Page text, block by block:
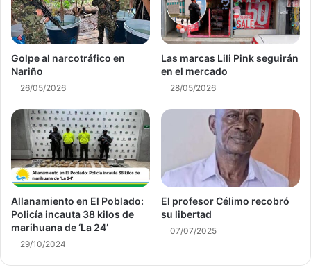
Golpe al narcotráfico en
Nariño
26/05/2026
Las marcas Lili Pink seguirán
en el mercado
28/05/2026
Allanamiento en El Poblado:
Policía incauta 38 kilos de
marihuana de ‘La 24’
29/10/2024
El profesor Célimo recobró
su libertad
07/07/2025